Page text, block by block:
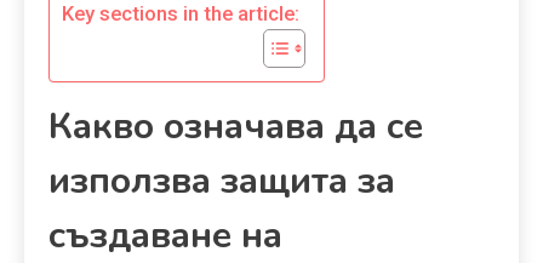
Key sections in the article:
Какво означава да се
използва защита за
създаване на